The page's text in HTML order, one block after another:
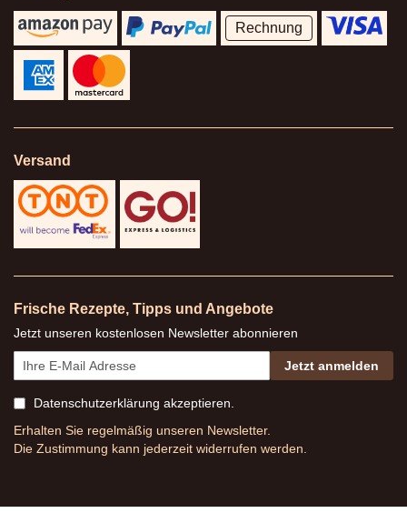
Rechnung
Versand
Frische Rezepte, Tipps und Angebote
Jetzt unseren kostenlosen Newsletter abonnieren
Jetzt anmelden
Datenschutzerklärung akzeptieren.
Erhalten Sie regelmäßig unseren Newsletter.
Die Zustimmung kann jederzeit widerrufen werden.